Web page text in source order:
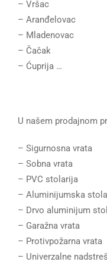
– Vršac
– Aranđelovac
– Mladenovac
– Čačak
– Ćuprija …
U našem prodajnom
– Sigurnosna vrata
– Sobna vrata
– PVC stolarija
– Aluminijumska
– Drvo aluminijum
– Garažna vrata
– Protivpožarna vrata
– Univerzalne